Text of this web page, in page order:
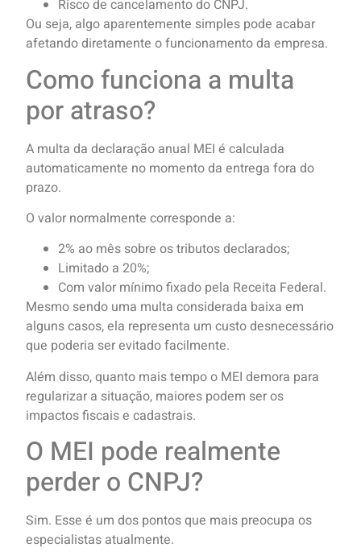
Risco de cancelamento do CNPJ.
Ou seja, algo aparentemente simples pode acabar
afetando diretamente o funcionamento da empresa.
Como funciona a multa
por atraso?
A multa da declaração anual MEI é calculada
automaticamente no momento da entrega fora do
prazo.
O valor normalmente corresponde a:
2% ao mês sobre os tributos declarados;
Limitado a 20%;
Com valor mínimo fixado pela Receita Federal.
Mesmo sendo uma multa considerada baixa em
alguns casos, ela representa um custo desnecessário
que poderia ser evitado facilmente.
Além disso, quanto mais tempo o MEI demora para
regularizar a situação, maiores podem ser os
impactos fiscais e cadastrais.
O MEI pode realmente
perder o CNPJ?
Sim. Esse é um dos pontos que mais preocupa os
especialistas atualmente.